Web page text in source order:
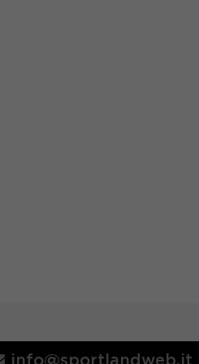
info@sportlandweb.it